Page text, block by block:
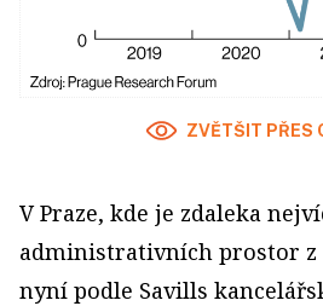
ZVĚTŠIT PŘES
V Praze, kde je zdaleka
administrativních prostor z
nyní podle Savills